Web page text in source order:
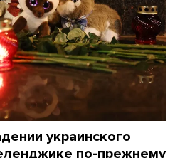
украинского
по-прежнему